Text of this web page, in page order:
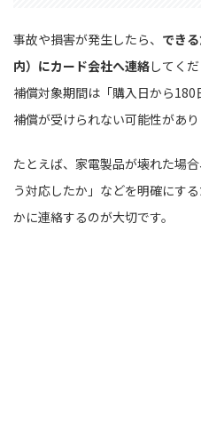
事故や損害が発生したら、 でき
内）にカード会社へ連絡してくだ
補償対象期間は「購入日から
補償が受けられない可能性があり
たとえば、家電製品が壊れた場
う対応したか」などを明確にす
かに連絡するのが大切です。